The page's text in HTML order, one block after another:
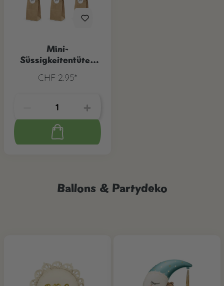
Mini-
Süssigkeitentüten
CHF 2.95*
Ballons & Partydeko